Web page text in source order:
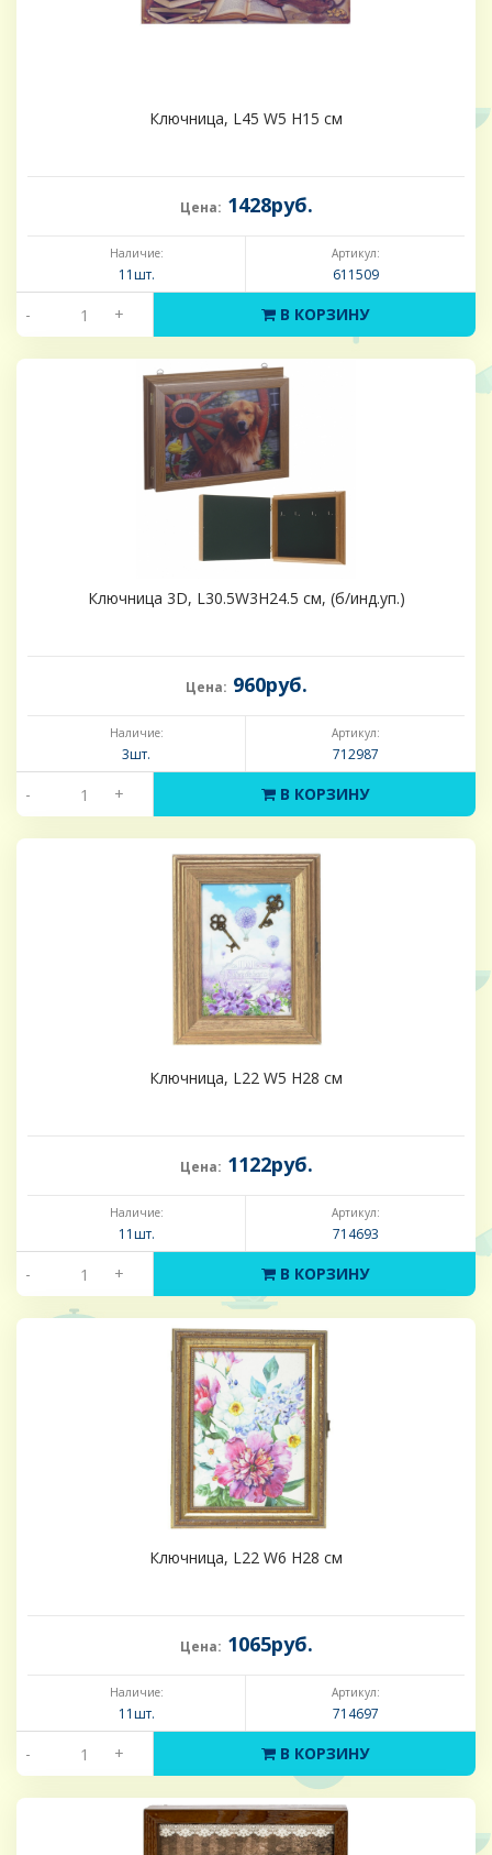
Ключница, L45 W5 H15 см
Цена: 1428руб.
Наличие:
11шт.
Артикул:
611509
- + В КОРЗИНУ
Ключница 3D, L30.5W3H24.5 см, (б/инд.уп.)
Цена: 960руб.
Наличие:
3шт.
Артикул:
712987
- + В КОРЗИНУ
Ключница, L22 W5 H28 см
Цена: 1122руб.
Наличие:
11шт.
Артикул:
714693
- + В КОРЗИНУ
Ключница, L22 W6 H28 см
Цена: 1065руб.
Наличие:
11шт.
Артикул:
714697
- + В КОРЗИНУ